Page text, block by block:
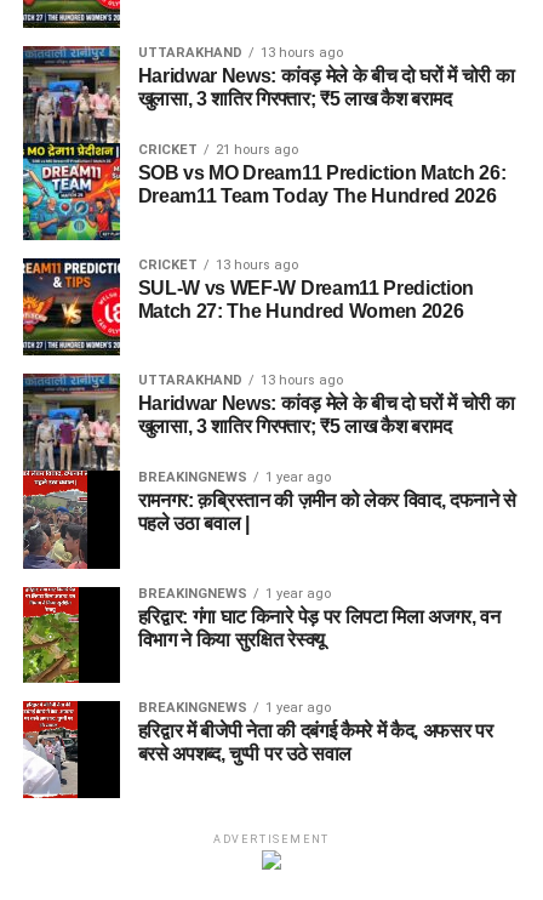
UTTARAKHAND 13 hours ago
Haridwar News: कांवड़ मेले के बीच दो घरों में चोरी का
खुलासा, 3 शातिर गिरफ्तार; ₹5 लाख कैश बरामद
CRICKET 21 hours ago
SOB vs MO Dream11 Prediction Match 26:
Dream11 Team Today The Hundred 2026
CRICKET 13 hours ago
SUL-W vs WEF-W Dream11 Prediction
Match 27: The Hundred Women 2026
UTTARAKHAND 13 hours ago
Haridwar News: कांवड़ मेले के बीच दो घरों में चोरी का
खुलासा, 3 शातिर गिरफ्तार; ₹5 लाख कैश बरामद
BREAKINGNEWS 1 year ago
रामनगर: क़ब्रिस्तान की ज़मीन को लेकर विवाद, दफनाने से
पहले उठा बवाल |
BREAKINGNEWS 1 year ago
हरिद्वार: गंगा घाट किनारे पेड़ पर लिपटा मिला अजगर, वन
विभाग ने किया सुरक्षित रेस्क्यू
BREAKINGNEWS 1 year ago
हरिद्वार में बीजेपी नेता की दबंगई कैमरे में कैद, अफसर पर
बरसे अपशब्द, चुप्पी पर उठे सवाल
ADVERTISEMENT